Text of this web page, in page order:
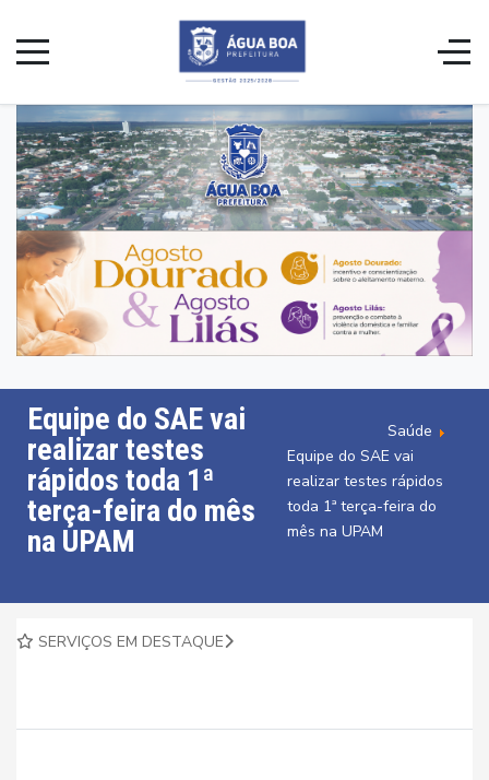
Equipe do SAE vai
realizar testes
rápidos toda 1ª
terça-feira do mês
na UPAM
Saúde
Equipe do SAE vai
realizar testes rápidos
toda 1ª terça-feira do
mês na UPAM
SERVIÇOS EM DESTAQUE